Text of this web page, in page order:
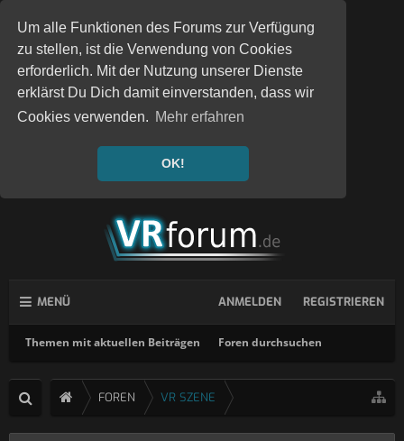
Um alle Funktionen des Forums zur Verfügung
zu stellen, ist die Verwendung von Cookies
erforderlich. Mit der Nutzung unserer Dienste
erklärst Du Dich damit einverstanden, dass wir
Cookies verwenden. Mehr erfahren
OK!
MENÜ
Themen mit aktuellen Beiträgen Foren durchsuchen
ANMELDEN REGISTRIEREN
FOREN VR SZENE